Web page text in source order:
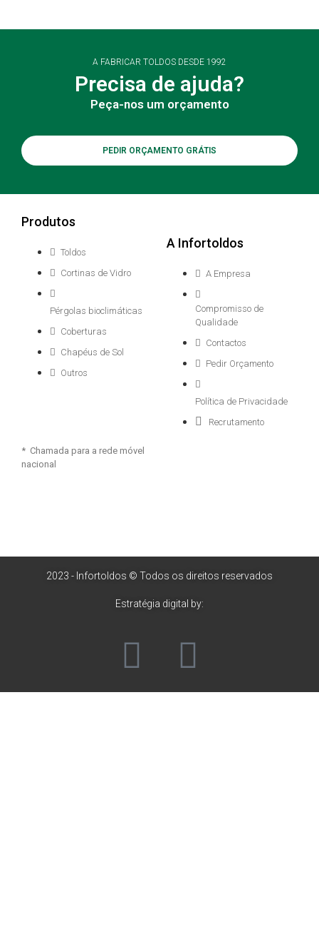
A FABRICAR TOLDOS DESDE 1992
Precisa de ajuda?
Peça-nos um orçamento
PEDIR ORÇAMENTO GRÁTIS
Produtos
Toldos
Cortinas de Vidro
Pérgolas bioclimáticas
Coberturas
Chapéus de Sol
Outros
A Infortoldos
A Empresa
Compromisso de
Qualidade
Contactos
Pedir Orçamento
Política de Privacidade
Recrutamento
* Chamada para a rede móvel
nacional
2023 - Infortoldos © Todos os direitos reservados
Estratégia digital by: